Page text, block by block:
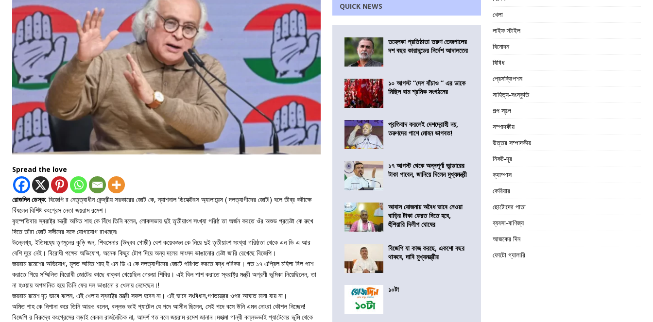
Spread the love
রোজদিন ডেস্ক: বিজেপি র নেতৃত্বাধীন কেন্দ্রীয় সরকারের জোট কে, ন্যাশনাল ডিফেক্টরস অ্যালায়েন্স ( দলত্যাগীদের জোট!) বলে তীব্র কটাক্ষে
বিঁধলেন বিশিষ্ট কংগ্রেস নেতা জয়রাম রমেশ।
বৃহস্পতিবার স্বরাষ্ট্র মন্ত্রী অমিত শাহ কে বিঁধে তিনি বলেন, লোকসভায় দুই তৃতীয়াংশ সংখ্যা গরিষ্ঠ তা অর্জন করতে ওঁর অশুভ প্রচেষ্টা কে রুখে
দিতে তাঁরা জোট সঙ্গীদের সঙ্গে যোগাযোগ রাখছেন৷
উল্লেখ্য, ইতিমধ্যে তৃণমূলের কুড়ি জন, শিবসেনার (উদ্ধব গোষ্ঠী) বেশ কয়েকজন কে নিয়ে দুই তৃতীয়াংশ সংখ্যা গরিষ্ঠতা থেকে এন ডি এ আর
বেশি দূরে নেই। বিরোধী পক্ষের অভিযোগ, অনেক কিছুর টোপ দিয়ে অন্য দলের সাংসদ ভাঙানোর চেষ্টা জারি রেখেছে বিজেপি।
জয়রাম রমেশের অভিযোগ, মূলত অমিত শাহ ই এন ডি এ কে দলত্যাগীদের জোটে পরিণত করতে বদ্ধ পরিকর। গত ১৭ এপ্রিল মহিলা বিল পাশ
করাতে গিয়ে সম্মিলিত বিরোধী জোটের কাছে ধাক্কা খেয়েছিল গেরুয়া শিবির। এই বিল পাশ করাতে স্বরাষ্ট্র মন্ত্রী অগ্রণী ভূমিকা নিয়েছিলেন, তা
না হওয়ায় অপমানিত হয়ে তিনি ফের দল ভাঙানো র খেলায় নেমেছেন।!
জয়রাম রমেশ দৃঢ় ভাবে বলেন, এই খেলায় স্বরাষ্ট্র মন্ত্রী সফল হবেন না। এই ভাবে সংবিধান,গণতন্ত্রের ওপর আঘাত মানা যায় না।
অমিত শাহ কে নিশানা করে তিনি আরও বলেন, বল্লভ ভাই প্যাটেল যে পদে আসীন ছিলেন, সেই পদে বসে উনি এমন নোংরা কৌশল নিচ্ছেন!
বিজেপি র বিরুদ্ধে কংগ্রেসের লড়াই কেবল রাজনৈতিক না, আদর্শ গত বলে জয়রাম রমেশ জানান।মহাত্মা গান্ধী বল্লভভাই প্যাটেলের ভূমি থেকে
QUICK NEWS
তহেলকা প্রতিষ্ঠাতা তরুণ তেজপালের
দশ বছর কারাদন্ডের নির্দেশ আদালতের
১০ আগস্ট “দেশ বাঁচাও ” এর ডাকে
মিছিল বাম শ্রমিক সংগঠনের
প্রতিবাদ করলেই দেশদ্রোহী নয়,
তরুণদের পাশে মোহন ভাগবত!
১৭ আগস্ট থেকে অন্নপূর্ণা ভান্ডারের
টাকা পাবেন, জানিয়ে দিলেন মুখ্যমন্ত্রী
আবাস যোজনায় অবৈধ ভাবে নেওয়া
বাড়ির টাকা ফেরত দিতে হবে,
হুঁশিয়ারি দিলীপ ঘোষের
বিজেপি যা কাজ করছে, একশো বছর
থাকবে, দাবি মুখ্যমন্ত্রীর
১০টা
খেলা
লাইফ স্টাইল
বিনোদন
বিবিধ
প্রেসক্রিপশন
সাহিত্য-সংস্কৃতি
গল্প স্বল্প
সম্পাদকীয়
উত্তর সম্পাদকীয়
নিকট-দূর
ক্যাম্পাস
কেরিয়ার
ছোটোদের পাতা
ব্যবসা-বাণিজ্য
আজকের দিন
ফোটো গ্যালারি